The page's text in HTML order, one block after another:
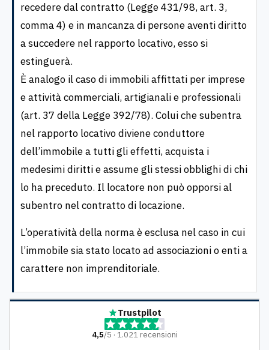
recedere dal contratto (Legge 431/98, art. 3,
comma 4) e in mancanza di persone aventi diritto
a succedere nel rapporto locativo, esso si
estinguerà.
È analogo il caso di immobili affittati per imprese
e attività commerciali, artigianali e professionali
(art. 37 della Legge 392/78). Colui che subentra
nel rapporto locativo diviene conduttore
dell’immobile a tutti gli effetti, acquista i
medesimi diritti e assume gli stessi obblighi di chi
lo ha preceduto. Il locatore non può opporsi al
subentro nel contratto di locazione.
L’operatività della norma è esclusa nel caso in cui
l’immobile sia stato locato ad associazioni o enti a
carattere non imprenditoriale.
Trustpilot
4,5/5 · 1.021 recensioni